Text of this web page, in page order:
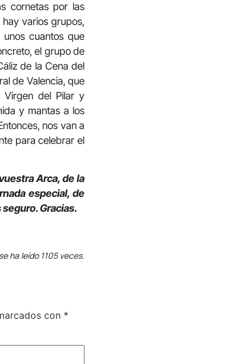
cornetas por las
varios grupos,
cuantos que
el grupo de
de la Cena del
de Valencia, que
Virgen del Pilar y
y mantas a los
nos van a
para celebrar el
Arca, de la
especial, de
Gracias.
ha leído 1105 veces.
con *